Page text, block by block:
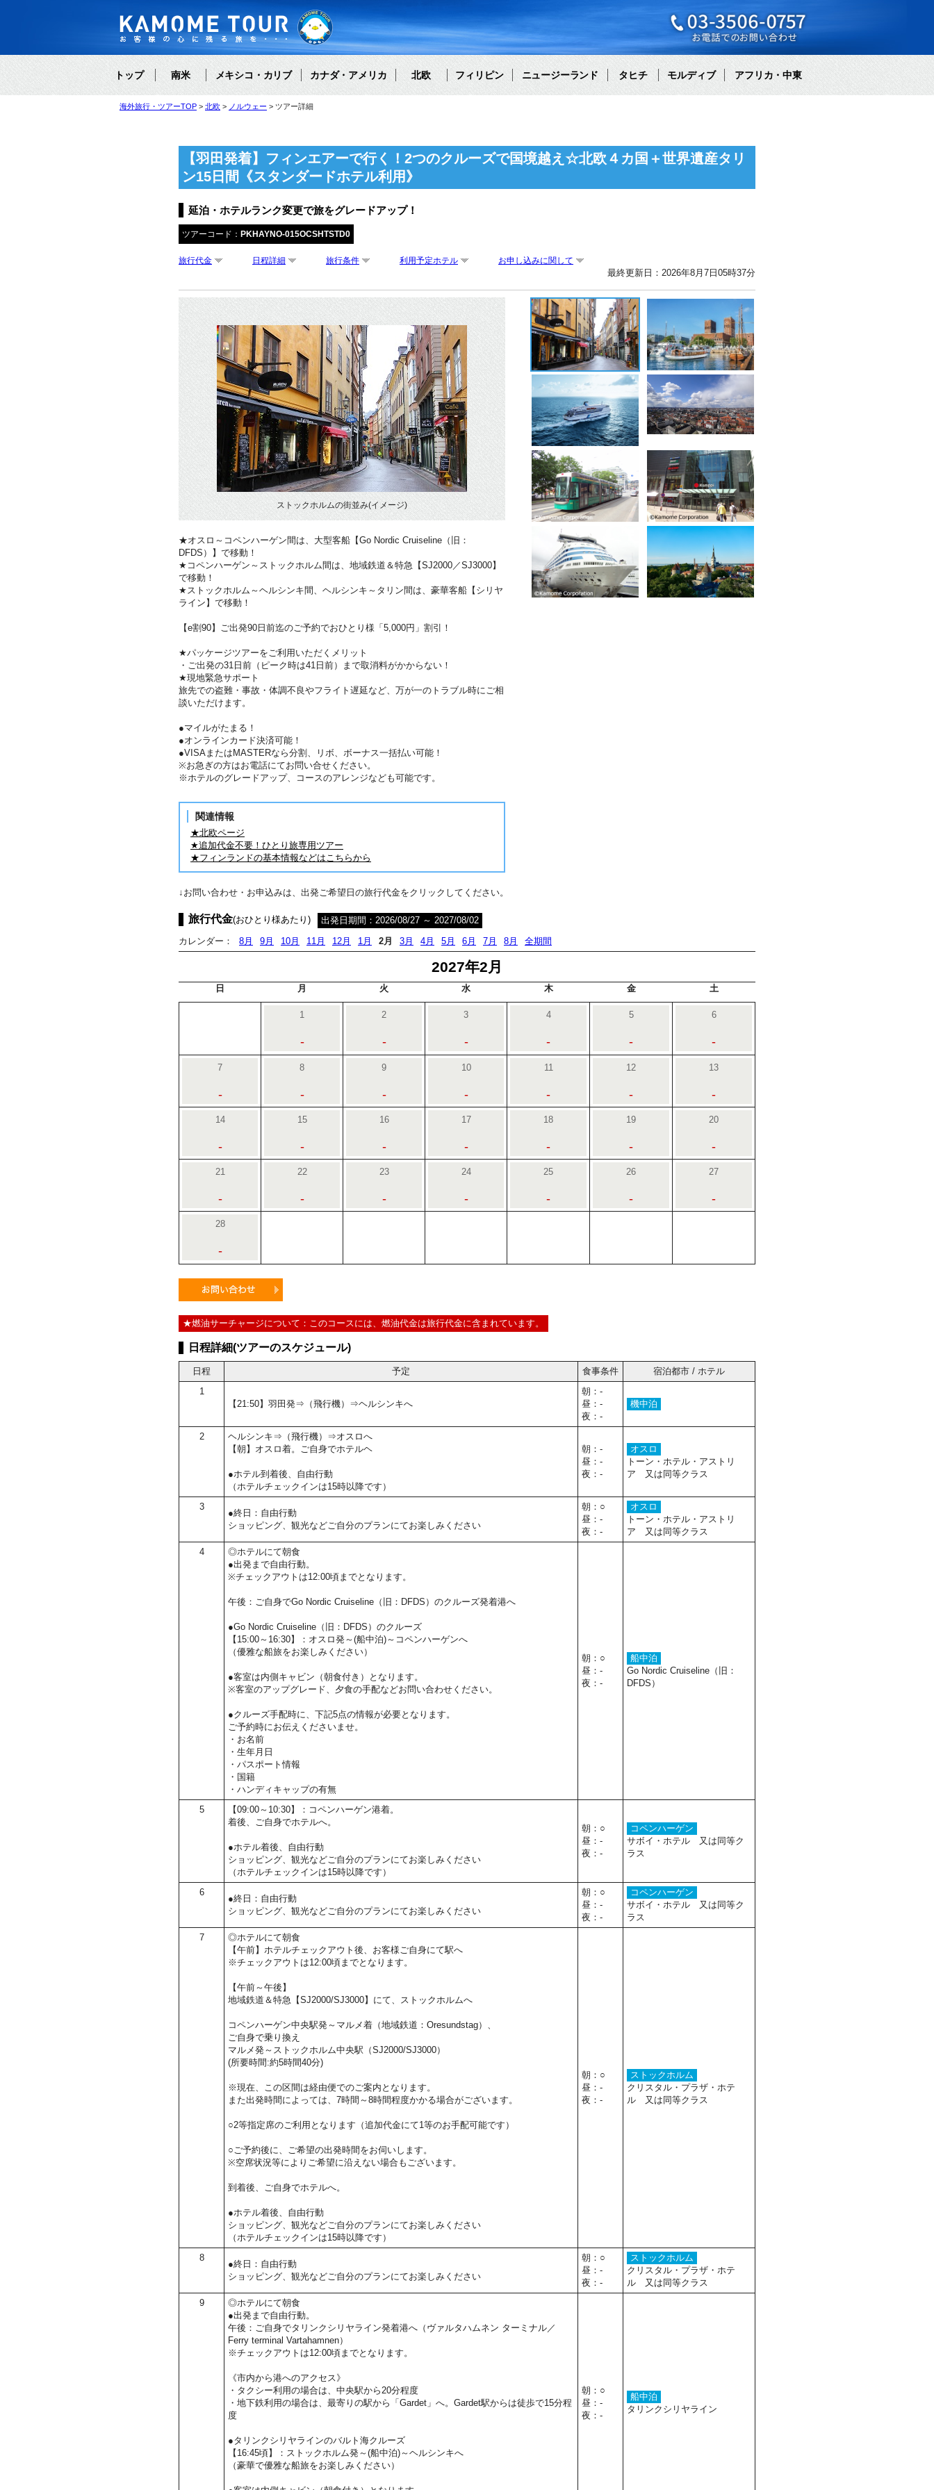
トップ 南米 メキシコ・カリブ カナダ・アメリカ 北欧 フィリピン ニュージーランド タヒチ モルディブ アフリカ・中東
海外旅行・ツアーTOP 北欧 ノルウェー ツアー詳細
【羽田発着】フィンエアーで行く！2つのクルーズで国境越え☆北欧４カ国＋世界遺産タリ
ン15日間《スタンダードホテル利用》
延泊・ホテルランク変更で旅をグレードアップ！
ツアーコード： PKHAYNO-015OCSHTSTD0
旅行代金 日程詳細 旅行条件 利用予定ホテル お申し込みに関して
最終更新日：2026年8月7日05時37分
ストックホルムの街並み(イメージ)
★オスロ～コペンハーゲン間は、大型客船【Go Nordic Cruiseline（旧：
DFDS）】で移動！
★コペンハーゲン～ストックホルム間は、地域鉄道＆特急【SJ2000／SJ3000】
で移動！
★ストックホルム～ヘルシンキ間、ヘルシンキ～タリン間は、豪華客船【シリヤ
ライン】で移動！
【e割90】ご出発90日前迄のご予約でおひとり様「5,000円」割引！
★パッケージツアーをご利用いただくメリット
・ご出発の31日前（ピーク時は41日前）まで取消料がかからない！
★現地緊急サポート
旅先での盗難・事故・体調不良やフライト遅延など、万が一のトラブル時にご相
談いただけます。
●マイルがたまる！
●オンラインカード決済可能！
●VISAまたはMASTERなら分割、リボ、ボーナス一括払い可能！
※お急ぎの方はお電話にてお問い合せください。
※ホテルのグレードアップ、コースのアレンジなども可能です。
関連情報
★北欧ページ
★追加代金不要！ひとり旅専用ツアー
★フィンランドの基本情報などはこちらから
↓お問い合わせ・お申込みは、出発ご希望日の旅行代金をクリックしてください。
旅行代金(おひとり様あたり)
出発日期間：2026/08/27 ～ 2027/08/02
カレンダー：
8月 9月 10月 11月 12月 1月 2月 3月 4月 5月 6月 7月 8月 全期間
2027年2月
日 月 火 水 木 金 土
1
-
2
-
3
-
4
-
5
-
6
-
7
-
8
-
9
-
10
-
11
-
12
-
13
-
14
-
15
-
16
-
17
-
18
-
19
-
20
-
21
-
22
-
23
-
24
-
25
-
26
-
27
-
28
-
★燃油サーチャージについて：このコースには、燃油代金は旅行代金に含まれています。
日程詳細(ツアーのスケジュール)
日程 予定 食事条件
宿泊都市 / ホテル
1
【21:50】羽田発⇒（飛行機）⇒ヘルシンキへ
朝：-
昼：-
夜：-
機中泊
2
ヘルシンキ⇒（飛行機）⇒オスロへ
【朝】オスロ着。ご自身でホテルヘ
●ホテル到着後、自由行動
（ホテルチェックインは15時以降です）
朝：-
昼：-
夜：-
オスロ
トーン・ホテル・アストリ
ア 又は同等クラス
3
●終日：自由行動
ショッピング、観光などご自分のプランにてお楽しみください
朝：○
昼：-
夜：-
オスロ
トーン・ホテル・アストリ
ア 又は同等クラス
4
◎ホテルにて朝食
●出発まで自由行動。
※チェックアウトは12:00頃までとなります。
午後：ご自身でGo Nordic Cruiseline（旧：DFDS）のクルーズ発着港へ
●Go Nordic Cruiseline（旧：DFDS）のクルーズ
【15:00～16:30】：オスロ発～(船中泊)～コペンハーゲンへ
（優雅な船旅をお楽しみください）
●客室は内側キャビン（朝食付き）となります。
※客室のアップグレード、夕食の手配などお問い合わせください。
●クルーズ手配時に、下記5点の情報が必要となります。
ご予約時にお伝えくださいませ。
・お名前
・生年月日
・パスポート情報
・国籍
・ハンディキャップの有無
朝：○
昼：-
夜：-
船中泊
Go Nordic Cruiseline（旧：
DFDS）
5
【09:00～10:30】：コペンハーゲン港着。
着後、ご自身でホテルへ。
●ホテル着後、自由行動
ショッピング、観光などご自分のプランにてお楽しみください
（ホテルチェックインは15時以降です）
朝：○
昼：-
夜：-
コペンハーゲン
サボイ・ホテル 又は同等ク
ラス
6
●終日：自由行動
ショッピング、観光などご自分のプランにてお楽しみください
朝：○
昼：-
夜：-
コペンハーゲン
サボイ・ホテル 又は同等ク
ラス
7
◎ホテルにて朝食
【午前】ホテルチェックアウト後、お客様ご自身にて駅へ
※チェックアウトは12:00頃までとなります。
【午前～午後】
地域鉄道＆特急【SJ2000/SJ3000】にて、ストックホルムへ
コペンハーゲン中央駅発～マルメ着（地域鉄道：Oresundstag）、
ご自身で乗り換え
マルメ発～ストックホルム中央駅（SJ2000/SJ3000）
(所要時間:約5時間40分)
※現在、この区間は経由便でのご案内となります。
また出発時間によっては、7時間～8時間程度かかる場合がございます。
○2等指定席のご利用となります（追加代金にて1等のお手配可能です）
○ご予約後に、ご希望の出発時間をお伺いします。
※空席状況等によりご希望に沿えない場合もございます。
到着後、ご自身でホテルへ。
●ホテル着後、自由行動
ショッピング、観光などご自分のプランにてお楽しみください
（ホテルチェックインは15時以降です）
朝：○
昼：-
夜：-
ストックホルム
クリスタル・プラザ・ホテ
ル 又は同等クラス
8
●終日：自由行動
ショッピング、観光などご自分のプランにてお楽しみください
朝：○
昼：-
夜：-
ストックホルム
クリスタル・プラザ・ホテ
ル 又は同等クラス
9
◎ホテルにて朝食
●出発まで自由行動。
午後：ご自身でタリンクシリヤライン発着港へ（ヴァルタハムネン ターミナル／
Ferry terminal Vartahamnen）
※チェックアウトは12:00頃までとなります。
《市内から港へのアクセス》
・タクシー利用の場合は、中央駅から20分程度
・地下鉄利用の場合は、最寄りの駅から「Gardet」へ。Gardet駅からは徒歩で15分程
度
●タリンクシリヤラインのバルト海クルーズ
【16:45頃】：ストックホルム発～(船中泊)～ヘルシンキへ
（豪華で優雅な船旅をお楽しみください）
朝：○
昼：-
夜：-
船中泊
タリンクシリヤライン